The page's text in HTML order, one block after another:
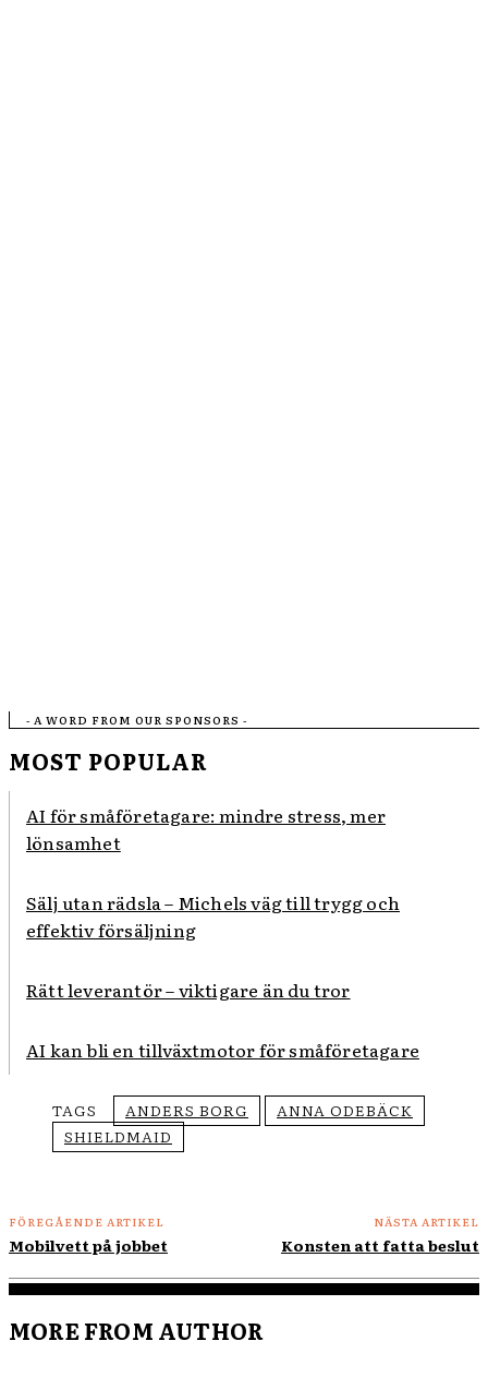
- A WORD FROM OUR SPONSORS -
MOST POPULAR
AI för småföretagare: mindre stress, mer
lönsamhet
Sälj utan rädsla – Michels väg till trygg och
effektiv försäljning
Rätt leverantör – viktigare än du tror
AI kan bli en tillväxtmotor för småföretagare
TAGS ANDERS BORG
ANNA ODEBÄCK
SHIELDMAID
FÖREGÅENDE ARTIKEL
Mobilvett på jobbet
NÄSTA ARTIKEL
Konsten att fatta beslut
MORE FROM AUTHOR